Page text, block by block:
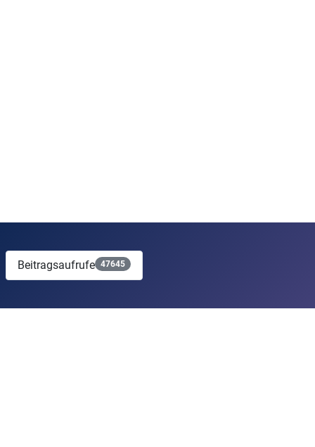
Beitragsaufrufe 47645